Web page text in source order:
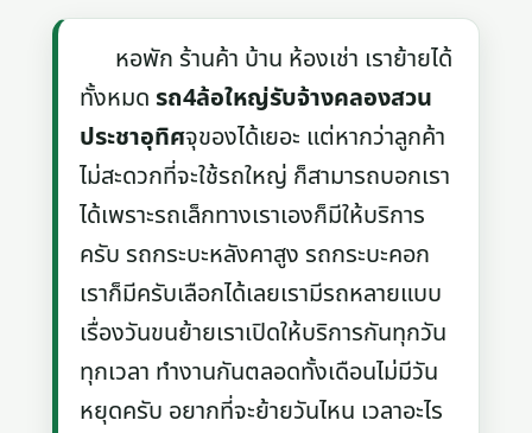
หอพัก ร้านค้า บ้าน ห้องเช่า เราย้ายได้
ทั้งหมดรถ4ล้อใหญ่รับจ้างคลองสวน
ประชาอุทิศจุของได้เยอะ แต่หากว่าลูกค้า
ไม่สะดวกที่จะใช้รถใหญ่ ก็สามารถบอกเรา
ได้เพราะรถเล็กทางเราเองก็มีให้บริการ
ครับ รถกระบะหลังคาสูง รถกระบะคอก
เราก็มีครับเลือกได้เลยเรามีรถหลายแบบ
เรื่องวันขนย้ายเราเปิดให้บริการกันทุกวัน
ทุกเวลา ทำงานกันตลอดทั้งเดือนไม่มีวัน
หยุดครับ อยากที่จะย้ายวันไหน เวลาอะไร